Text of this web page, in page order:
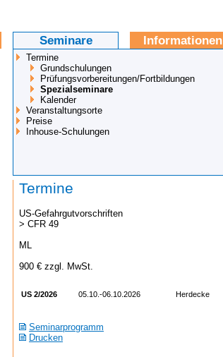
Seminare Informationen
Termine
Grundschulungen
Prüfungsvorbereitungen/Fortbildungen
Spezialseminare
Kalender
Veranstaltungsorte
Preise
Inhouse-Schulungen
Termine
US-Gefahrgutvorschriften
> CFR 49
ML
900 € zzgl. MwSt.
US 2/2026 05.10.-06.10.2026 Herdecke
Seminarprogramm
Drucken